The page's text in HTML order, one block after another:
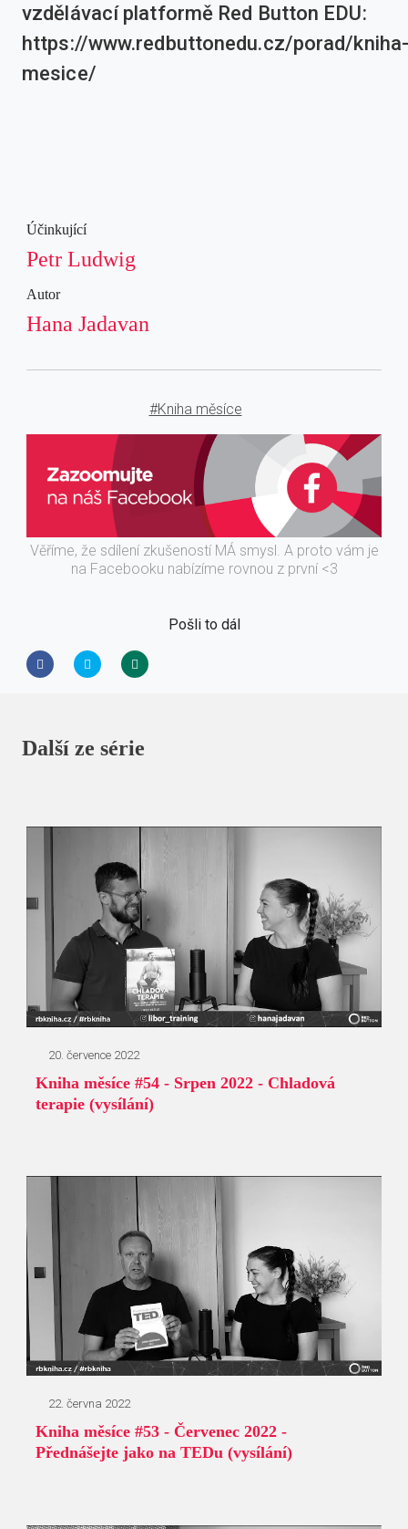
vzdělávací platformě Red Button EDU:
https://www.redbuttonedu.cz/porad/
mesice/
Účinkující
Petr Ludwig
Autor
Hana Jadavan
#Kniha měsíce
Věříme, že sdílení zkušeností MÁ smysl. A proto vám je
na Facebooku nabízíme rovnou z první <3
Pošli to dál
Další ze série
20. července 2022
Kniha měsíce #54 - Srpen 2022 - Chladová
terapie (vysílání)
22. června 2022
Kniha měsíce #53 - Červenec 2022 -
Přednášejte jako na TEDu (vysílání)